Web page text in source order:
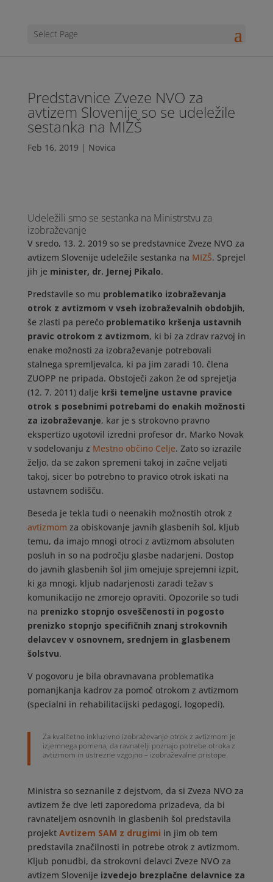
Select Page
Predstavnice Zveze NVO za
avtizem Slovenije so se udeležile
sestanka na MIZŠ
Feb 16, 2019 | Novica
Udeležili smo se sestanka na Ministrstvu za
izobraževanje
V sredo, 13. 2. 2019 so se predstavnice Zveze NVO za
avtizem Slovenije udeležile sestanka na MIZŠ. Sprejel
jih je minister, dr. Jernej Pikalo.
Predstavile so mu problematiko izobraževanja
otrok z avtizmom v vseh izobraževalnih obdobjih,
še zlasti pa perečo problematiko kršenja ustavnih
pravic otrokom z avtizmom, ki bi za zdrav razvoj in
enake možnosti za izobraževanje potrebovali
stalnega spremljevalca, ki pa jim zaradi 10. člena
ZUOPP ne pripada. Obstoječi zakon že od sprejetja
(12. 7. 2011) dalje krši temeljne ustavne pravice
otrok s posebnimi potrebami do enakih možnosti
za izobraževanje, kar je s strokovno pravno
ekspertizo ugotovil izredni profesor dr. Marko Novak
v sodelovanju z Mestno občino Celje. Zato so izrazile
željo, da se zakon spremeni takoj in začne veljati
takoj, sicer bo potrebno to pravico otrok iskati na
ustavnem sodišču.
Beseda je tekla tudi o neenakih možnostih otrok z
avtizmom za obiskovanje javnih glasbenih šol, kljub
temu, da imajo mnogi otroci z avtizmom absoluten
posluh in so na področju glasbe nadarjeni. Dostop
do javnih glasbenih šol jim omejuje sprejemni izpit,
ki ga mnogi, kljub nadarjenosti zaradi težav s
komunikacijo ne zmorejo opraviti. Opozorile so tudi
na prenizko stopnjo osveščenosti in pogosto
prenizko stopnjo specifičnih znanj strokovnih
delavcev v osnovnem, srednjem in glasbenem
šolstvu.
V pogovoru je bila obravnavana problematika
pomanjkanja kadrov za pomoč otrokom z avtizmom
(specialni in rehabilitacijski pedagogi, logopedi).
Za kvalitetno inkluzivno izobraževanje otrok z avtizmom je
izjemnega pomena, da ravnatelji poznajo potrebe otroka z
avtizmom in ustrezne vzgojno – izobraževalne pristope.
Ministra so seznanile z dejstvom, da si Zveza NVO za
avtizem že dve leti zaporedoma prizadeva, da bi
ravnateljem osnovnih in glasbenih šol predstavila
projekt Avtizem SAM z drugimi in jim ob tem
predstavila značilnosti in potrebe otrok z avtizmom.
Kljub ponudbi, da strokovni delavci Zveze NVO za
avtizem Slovenije izvedejo brezplačne delavnice za